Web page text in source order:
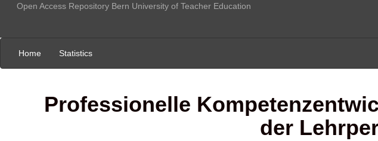
Open Access Repository Bern University of Teacher Education
Home Statistics
Professionelle
der